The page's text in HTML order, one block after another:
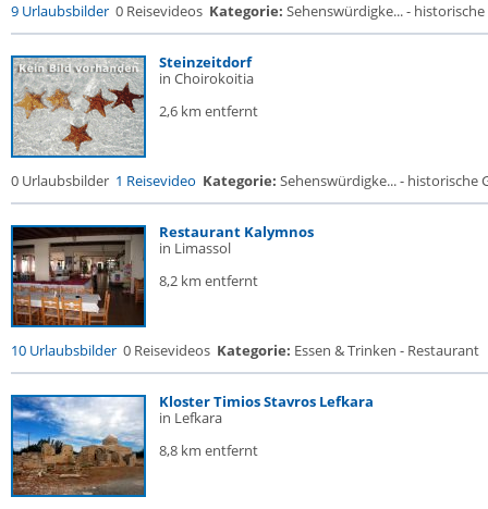
9 Urlaubsbilder 0 Reisevideos Kategorie: Sehenswürdigke... - historische
Steinzeitdorf
in Choirokoitia
2,6 km entfernt
0 Urlaubsbilder 1 Reisevideo Kategorie: Sehenswürdigke... - historische
Restaurant Kalymnos
in Limassol
8,2 km entfernt
10 Urlaubsbilder 0 Reisevideos Kategorie: Essen & Trinken - Restaurant
Kloster Timios Stavros Lefkara
in Lefkara
8,8 km entfernt